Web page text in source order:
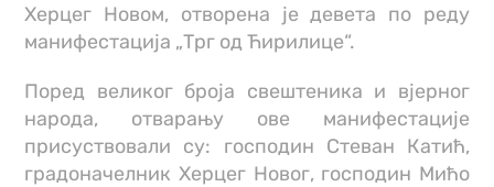
Херцег Новом, отворена је девета по реду
манифестација „Трг од Ћирилице“.
Поред великог броја свештеника и вјерног
народа, отварању ове манифестације
присуствовали су: господин Стеван Катић,
градоначелник Херцег Новог, господин Мићо